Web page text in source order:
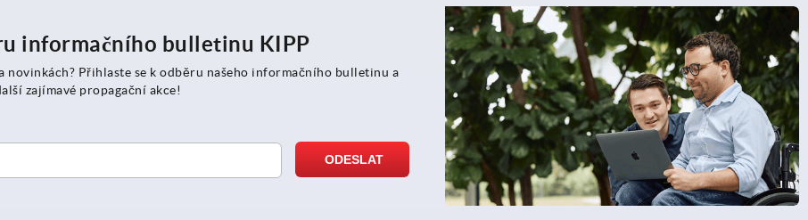
informačního bulletinu KIPP
Přihlaste se k odběru našeho informačního bulletinu a
zajímavé propagační akce!